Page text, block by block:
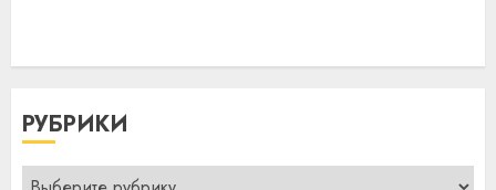
РУБРИКИ
Рубрики